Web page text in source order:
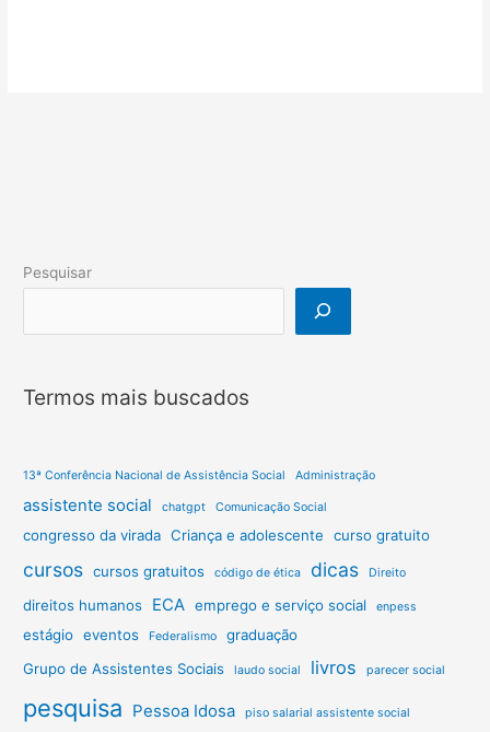
Pesquisar
Termos mais buscados
13ª Conferência Nacional de Assistência Social Administração
assistente social chatgpt Comunicação Social
congresso da virada Criança e adolescente curso gratuito
cursos cursos gratuitos código de ética dicas Direito
direitos humanos ECA emprego e serviço social enpess
estágio eventos Federalismo
graduação
Grupo de Assistentes Sociais
laudo social livros parecer social
pesquisa Pessoa Idosa piso salarial assistente social